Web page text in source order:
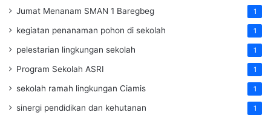
Jumat Menanam SMAN 1 Baregbeg 1
kegiatan penanaman pohon di sekolah 1
pelestarian lingkungan sekolah 1
Program Sekolah ASRI 1
sekolah ramah lingkungan Ciamis 1
sinergi pendidikan dan kehutanan 1